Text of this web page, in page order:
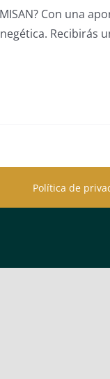
Con
Recibirás
Política de